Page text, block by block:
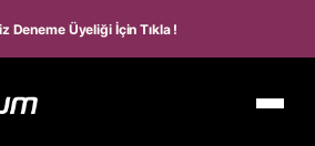
Deneme Üyeliği İçin Tıkla !